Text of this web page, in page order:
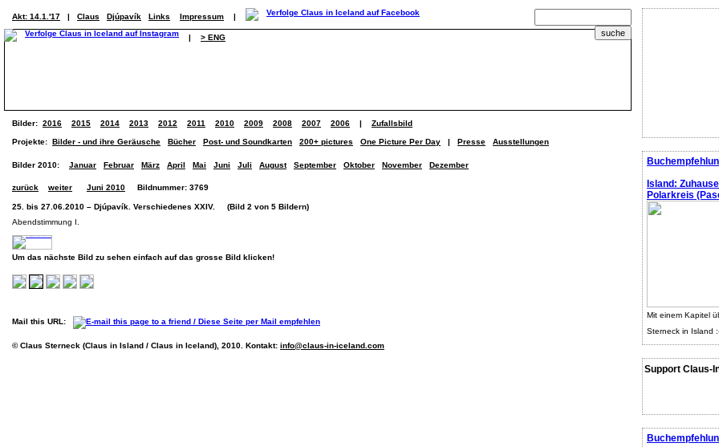
Island:
Polarkreis
Mit einem Kapitel
Sterneck in Island
Support Claus-
Akt: 14.1.'17 | Claus Djúpavík Links Impressum |
| > ENG
Bilder: 2016 2015 2014 2013 2012 2011 2010 2009 2008 2007 2006 | Zufallsbild
Projekte: Bilder - und ihre Geräusche Bücher Post- und Soundkarten 200+ pictures One Picture Per Day | Presse Ausstellungen
Bilder 2010: Januar Februar März April Mai Juni Juli August September Oktober November Dezember
zurück weiter Juni 2010 Bildnummer: 3769
25. bis 27.06.2010 – Djúpavík. Verschiedenes XXIV. (Bild 2 von 5 Bildern)
Abendstimmung I.
Um das nächste Bild zu sehen einfach auf das grosse Bild klicken!
Mail this URL:
© Claus Sterneck (Claus in Island / Claus in Iceland), 2010. Kontakt: info@claus-in-iceland.com